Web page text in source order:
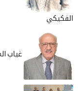
الفكيكي
غياب